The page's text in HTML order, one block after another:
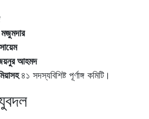
আহমদ
৪১ সদস্যবিশিষ্ট পূর্ণাঙ্গ কমিটি।